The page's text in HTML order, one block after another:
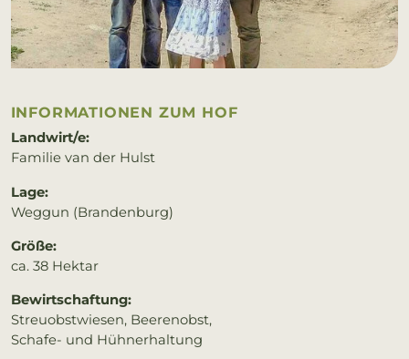
IN­FOR­MA­TIO­NEN ZUM HOF
Landwirt/e:
Familie van der Hulst
Lage:
Weggun (Brandenburg)
Größe:
ca. 38 Hektar
Bewirtschaftung:
Streuobstwiesen, Beerenobst,
Schafe- und Hühnerhaltung